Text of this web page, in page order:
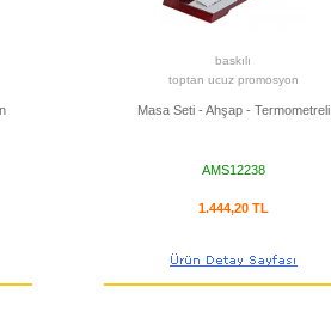
baskılı
toptan ucuz promosyon
Masa Seti - Ahşap - Termometreli
AMS12238
1.444,20 TL